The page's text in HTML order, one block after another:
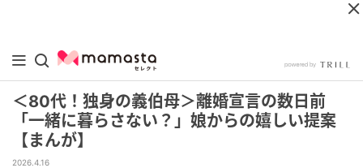
＜80代！独身の義伯母＞離婚宣言の数日前
「一緒に暮らさない？」娘からの嬉しい提案
【まんが】
2026.4.16